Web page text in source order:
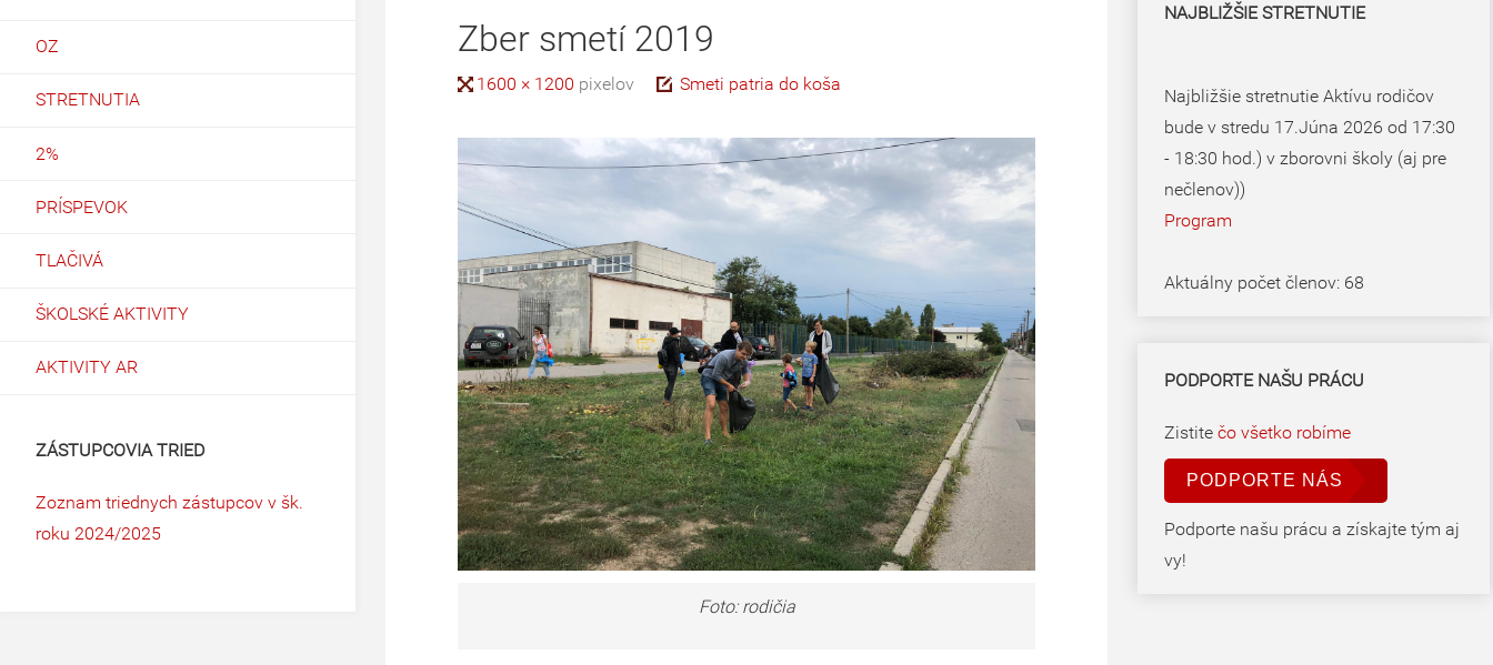
Zber smetí 2019
1600 × 1200 pixelov Smeti patria do koša
Foto: rodičia
OZ
STRETNUTIA
2%
PRÍSPEVOK
TLAČIVÁ
ŠKOLSKÉ AKTIVITY
AKTIVITY AR
ZÁSTUPCOVIA TRIED
Zoznam triednych zástupcov v šk.
roku 2024/2025
NAJBLIŽŠIE STRETNUTIE
Najbližšie stretnutie Aktívu rodičov
bude v stredu 17.Júna 2026 od 17:30
- 18:30 hod.) v zborovni školy (aj pre
nečlenov))
Program
Aktuálny počet členov: 68
PODPORTE NAŠU PRÁCU
Zistite čo všetko robíme
PODPORTE NÁS
Podporte našu prácu a získajte tým aj
vy!